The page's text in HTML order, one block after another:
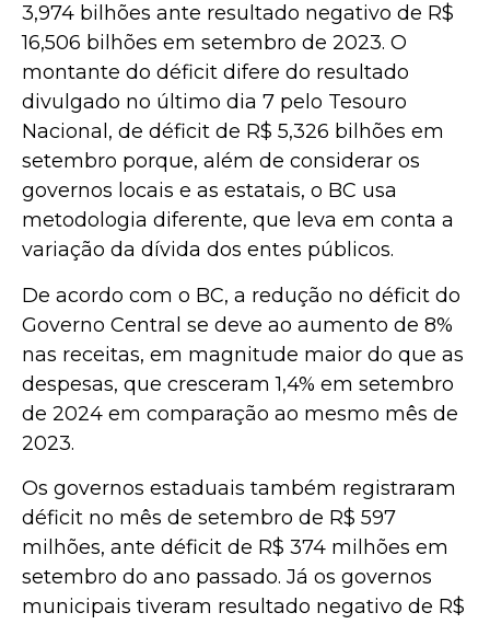
3,974 bilhões ante resultado negativo de R$
16,506 bilhões em setembro de 2023. O
montante do déficit difere do resultado
divulgado no último dia 7 pelo Tesouro
Nacional, de déficit de R$ 5,326 bilhões em
setembro porque, além de considerar os
governos locais e as estatais, o BC usa
metodologia diferente, que leva em conta a
variação da dívida dos entes públicos.
De acordo com o BC, a redução no déficit do
Governo Central se deve ao aumento de 8%
nas receitas, em magnitude maior do que as
despesas, que cresceram 1,4% em setembro
de 2024 em comparação ao mesmo mês de
2023.
Os governos estaduais também registraram
déficit no mês de setembro de R$ 597
milhões, ante déficit de R$ 374 milhões em
setembro do ano passado. Já os governos
municipais tiveram resultado negativo de R$